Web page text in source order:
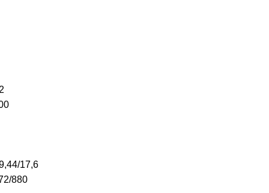
17,6
880